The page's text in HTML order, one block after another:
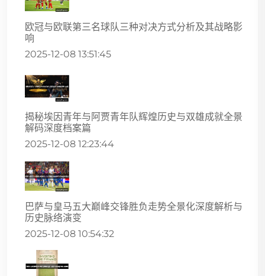
欧冠与欧联第三名球队三种对决方式分析及其战略影
响
2025-12-08 13:51:45
揭秘埃因青年与阿贾青年队辉煌历史与双雄成就全景
解码深度档案篇
2025-12-08 12:23:44
巴萨与皇马五大巅峰交锋胜负走势全景化深度解析与
历史脉络演变
2025-12-08 10:54:32